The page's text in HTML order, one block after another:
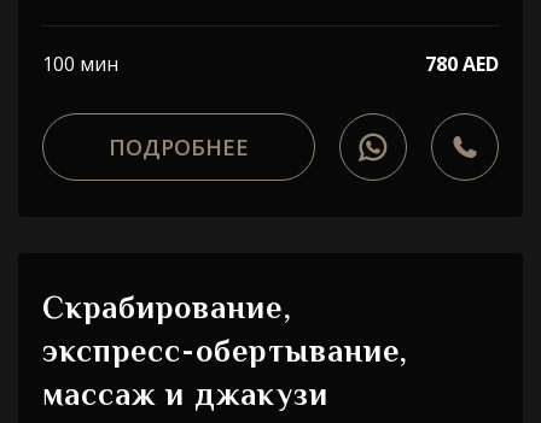
100 мин 780 AED
ПОДРОБНЕЕ
Скрабирование,
экспресс-обертывание,
массаж и джакузи